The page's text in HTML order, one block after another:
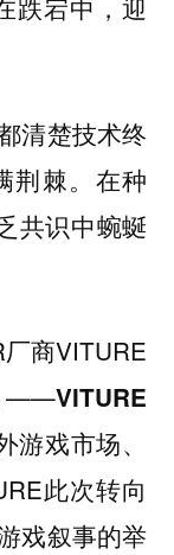
清楚技术终
荆棘。在种
共识中蜿蜒
商VITURE
——VITURE
戏市场、
此次转向
戏叙事的举